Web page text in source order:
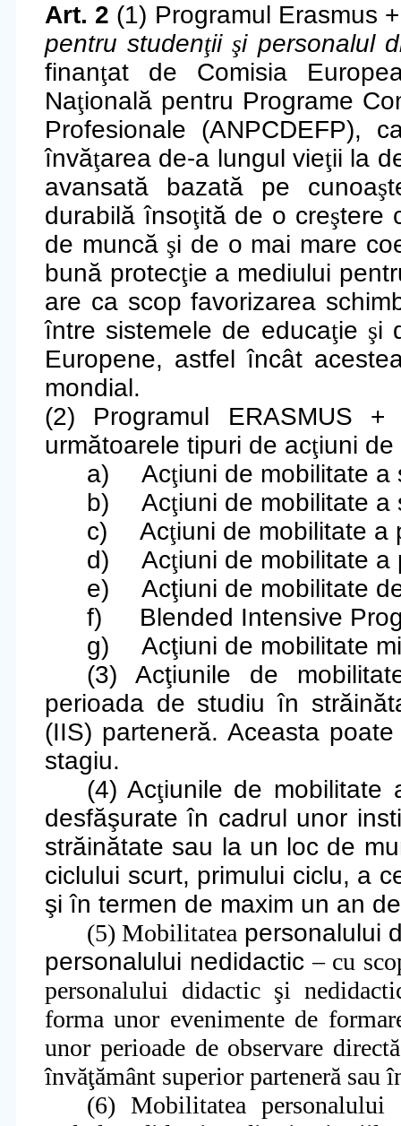
Art. 2 (1) Programul Erasmus
pentru studenţiişi personalul
finanţat de Comisia
Naţională pentru Programe
Profesionale (ANPCDEFP),
învăţarea de-a lungul vieţii la
avansată bazată pe cunoaş
durabilă însoţită de o creştere
de muncă şi de o mai mare
bună protecţie a mediului
are ca scop favorizarea
între sistemele de educaţie şi
Europene, astfel încât
mondial.
(2) Programul ERASMUS +
următoarele tipuri de acţiuni
a)
Acţiuni de mobilitate a
b)
Acţiuni de mobilitate a
c)
Acţiuni de mobilitate a
d)
Acţiuni de mobilitate a
e)
Acţiuni de mobilitate
f)
Blended Intensive
g)
Acţiuni de mobilitate
(3) Acţiunile de
perioada de studiu în
(IIS) parteneră. Aceasta
stagiu.
(4) Acţiunile de mobilitate
desfăşurate în cadrul unor
străinătate sau la un loc de
ciclului scurt, primului ciclu, a
şi în termen de maxim un an
(5) Mobilitatea personalului
personalului nedidactic – cu
personalului didactic şi
forma unor evenimente de
unor perioade de observare
învăţământ superior parteneră sau
(6) Mobilitatea personalului